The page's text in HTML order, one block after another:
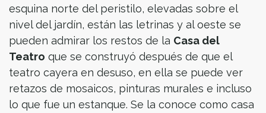
esquina norte del peristilo, elevadas sobre el
nivel del jardín, están las letrinas y al oeste se
pueden admirar los restos de la Casa del
Teatro que se construyó después de que el
teatro cayera en desuso, en ella se puede ver
retazos de mosaicos, pinturas murales e incluso
lo que fue un estanque. Se la conoce como casa